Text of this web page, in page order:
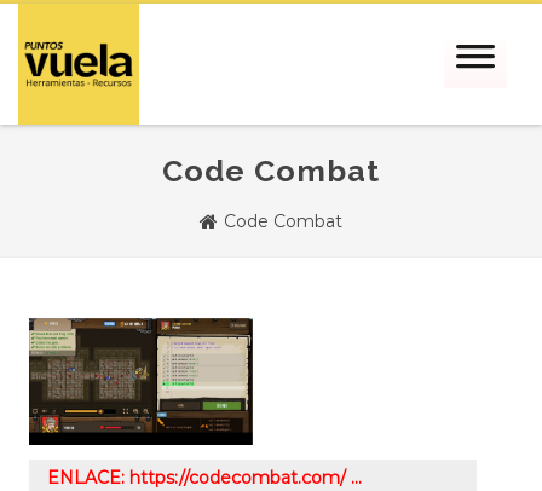
Code Combat
Code Combat
ENLACE: https://codecombat.com/ …